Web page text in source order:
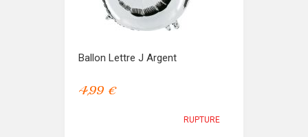
Ballon Lettre J Argent
4,99 €
RUPTURE